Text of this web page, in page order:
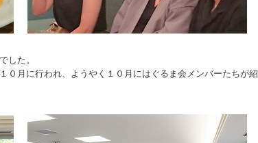
した。
０月に行われ、ようやく１０月にはぐるま会メンバーたちが紹